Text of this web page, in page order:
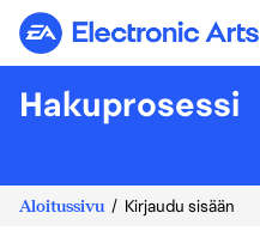
Electronic Arts
Hakuprosessi
Aloitussivu Kirjaudu sisään